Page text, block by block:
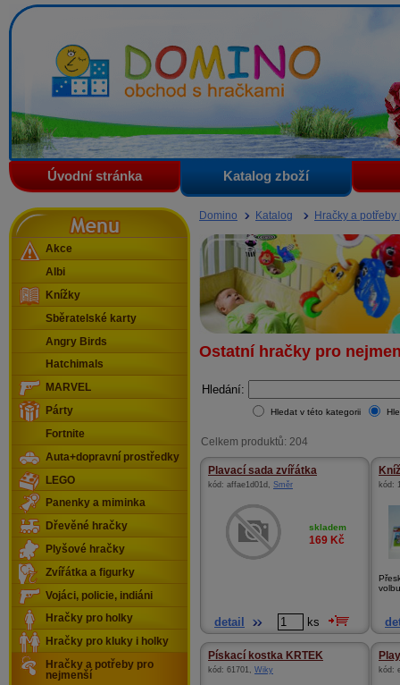
Domino - obchod s hračkami
Úvodní stránka Katalog zboží
Domino Katalog Hračky a
Ostatní hračky pro
Hledání:
Hledat v této kategorii
Celkem produktů: 204
Plavací sada zvířátka
kód: affae1d01d , Směr
skladem
169 Kč
detail ks
kód:
Pískací kostka KRTEK
kód: 61701, Wiky kód:
Menu
Akce
Albi
Knížky
Sběratelské karty
Angry Birds
Hatchimals
MARVEL
Párty
Fortnite
Auta+dopravní prostředky
LEGO
Panenky a miminka
Dřevěné hračky
Plyšové hračky
Zvířátka a figurky
Vojáci, policie, indiáni
Hračky pro holky
Hračky pro kluky i holky
Hračky a potřeby pro
nejmenší